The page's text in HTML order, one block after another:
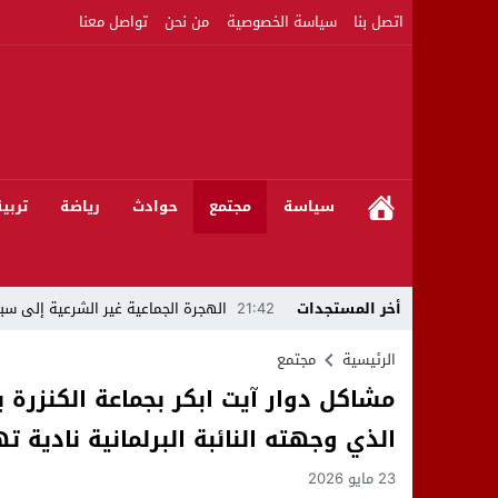
اتصل بنا سياسة الخصوصية من نحن تواصل معنا
سياسة مجتمع حوادث رياضة
أخر المستجدات 21:42 الهجرة الجماعية غير الشرعية إلى
08:50 مبادرات مواطنة وشركاؤها ينظمون
22:59 رئيس جماعة عين الجوهرة سيدي
الرئيسية مجتمع
مشاكل دوار آيت ابكر بجماعة
الذي وجهته النائبة البرلمانية
23 مايو 2026